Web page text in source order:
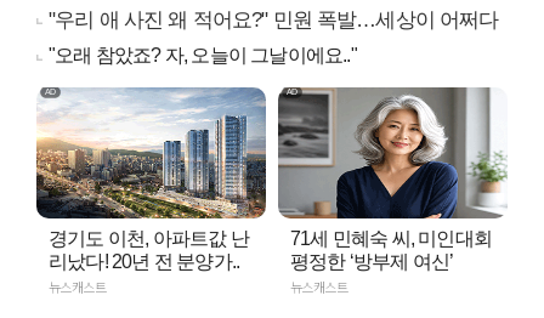
"우리 애 사진 왜 적어요?" 민원 폭발…세상이 어쩌다
"오래 참았죠? 자, 오늘이 그날이에요.."
경기도 이천, 아파트값 난
리났다! 20년 전 분양가..
뉴스캐스트
71세 민혜숙 씨, 미인대회
평정한 ‘방부제 여신’
뉴스캐스트